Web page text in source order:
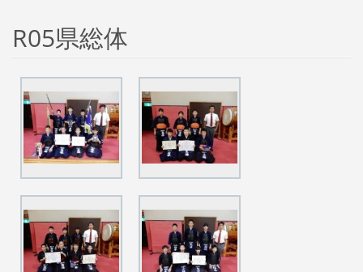
R05県総体